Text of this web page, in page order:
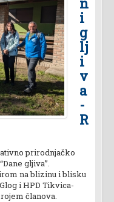
i
g
lj
i
v
a
-
R
prirodnjačko
gljiva”.
na blizinu i blisku
i HPD Tikvica-
članova.